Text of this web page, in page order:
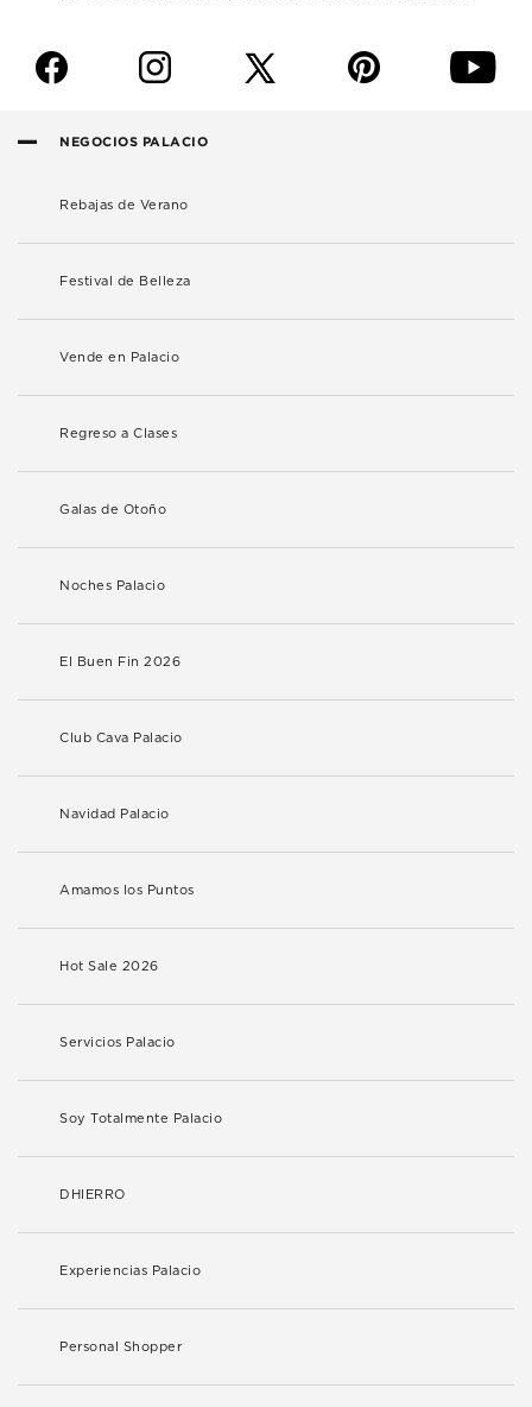
f i p y
NEGOCIOS PALACIO
Rebajas de Verano
Festival de Belleza
Vende en Palacio
Regreso a Clases
Galas de Otoño
Noches Palacio
El Buen Fin 2026
Club Cava Palacio
Navidad Palacio
Amamos los Puntos
Hot Sale 2026
Servicios Palacio
Soy Totalmente Palacio
DHIERRO
Experiencias Palacio
Personal Shopper